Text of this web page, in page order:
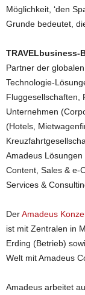
Möglichkeit, ‘den
Grunde bedeutet,
TRAVELbusiness-
Partner der
Technologie-
Fluggesellschaften,
Unternehmen
(Hotels,
Amadeus
Content, Sales & e-
Services &
DerAmadeus
ist mit Zentralen in
Erding (Betrieb)
Welt mit Amadeus
Amadeus arbeitet